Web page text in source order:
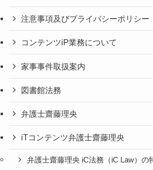
注意事項及びプライバシーポリシー
コンテンツiP業務について
家事事件取扱案内
図書館法務
弁護士齋藤理央
iTコンテンツ弁護士齋藤理央
弁護士齋藤理央 iC法務（iC Law）の